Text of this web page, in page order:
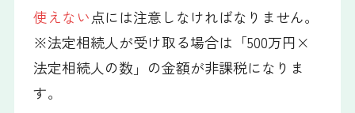
使えない点には注意しなければなりません。
※法定相続人が受け取る場合は「500万円×
法定相続人の数」の金額が非課税になりま
す。